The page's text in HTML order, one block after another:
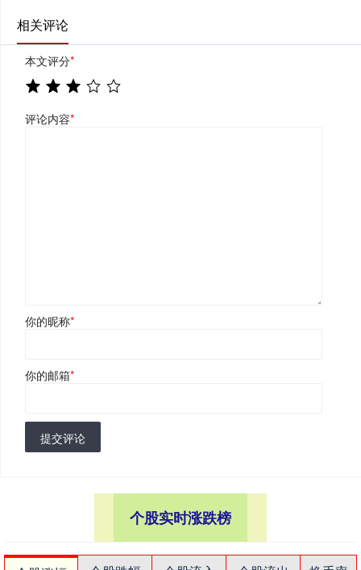
相关评论
本文评分*
评论内容*
你的昵称*
你的邮箱*
提交评论
个股实时涨跌榜